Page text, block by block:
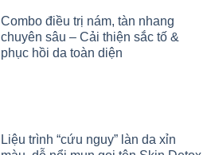
Combo điều trị nám, tàn nhang
chuyên sâu – Cải thiện sắc tố &
phục hồi da toàn diện
Liệu trình “cứu nguy” làn da xỉn